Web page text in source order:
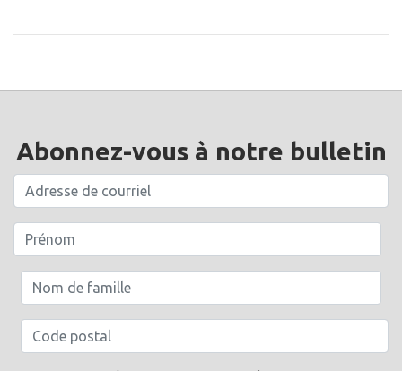
Abonnez-vous à notre bulletin